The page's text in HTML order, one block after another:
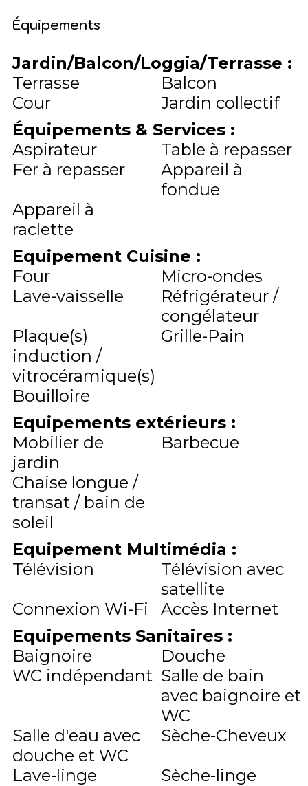
Équipements
Jardin/Balcon/Loggia/Terrasse :
Terrasse
Balcon
Cour
Jardin collectif
Équipements & Services :
Aspirateur
Table à repasser
Fer à repasser
Appareil à
fondue
Appareil à
raclette
Equipement Cuisine :
Four
Micro-ondes
Lave-vaisselle
Réfrigérateur /
congélateur
Plaque(s)
induction /
vitrocéramique(s)
Grille-Pain
Bouilloire
Equipements extérieurs :
Mobilier de
jardin
Barbecue
Chaise longue /
transat / bain de
soleil
Equipement Multimédia :
Télévision
Télévision avec
satellite
Connexion Wi-Fi
Accès Internet
Equipements Sanitaires :
Baignoire
Douche
WC indépendant Salle de bain
avec baignoire et
WC
Salle d'eau avec
douche et WC
Sèche-Cheveux
Lave-linge
Sèche-linge